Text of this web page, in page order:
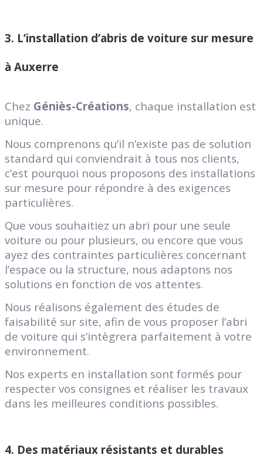
3. L’installation d’abris de voiture sur mesure
à Auxerre
Chez Géniès-Créations, chaque installation est
unique.
Nous comprenons qu’il n’existe pas de solution
standard qui conviendrait à tous nos clients,
c’est pourquoi nous proposons des installations
sur mesure pour répondre à des exigences
particulières.
Que vous souhaitiez un abri pour une seule
voiture ou pour plusieurs, ou encore que vous
ayez des contraintes particulières concernant
l’espace ou la structure, nous adaptons nos
solutions en fonction de vos attentes.
Nous réalisons également des études de
faisabilité sur site, afin de vous proposer l’abri
de voiture qui s’intègrera parfaitement à votre
environnement.
Nos experts en installation sont formés pour
respecter vos consignes et réaliser les travaux
dans les meilleures conditions possibles.
4. Des matériaux résistants et durables